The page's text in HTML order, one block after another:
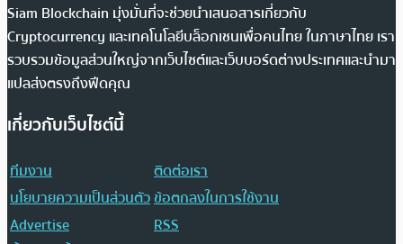
Siam Blockchain มุ่งมั่นที่จะช่วยนำเสนอสารเกี่ยวกับ
Cryptocurrency และเทคโนโลยีบล็อกเชนเพื่อคนไทย ในภาษาไทย เรา
รวบรวมข้อมูลส่วนใหญ่จากเว็บไซต์และเว็บบอร์ดต่างประเทศและนำมา
แปลส่งตรงถึงฟีดคุณ
เกี่ยวกับเว็บไซต์นี้
ทีมงาน
ติดต่อเรา
นโยบายความเป็นส่วนตัวข้อตกลงในการใช้งาน
Advertise
RSS